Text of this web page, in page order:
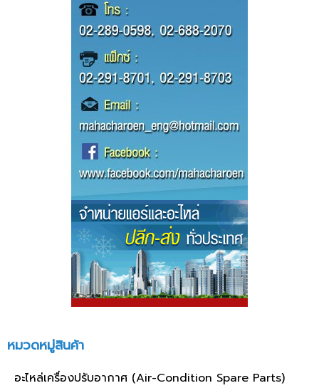
หมวดหมู่สินค้า
อะไหล่เครื่องปรับอากาศ (Air-Condition Spare Parts)